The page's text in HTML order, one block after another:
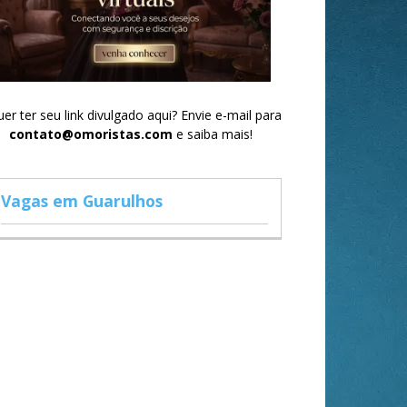
ter seu link divulgado aqui? Envie e-mail para
contato@omoristas.com e saiba mais!
Vagas em Guarulhos